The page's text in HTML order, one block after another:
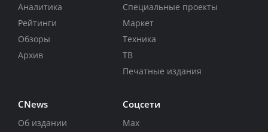
Аналитика
Рейтинги
Обзоры
Архив
Специальные проекты
Маркет
Техника
ТВ
Печатные издания
CNews
Об издании
Соцсети
Max